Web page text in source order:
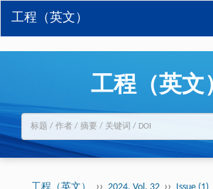
工程（英文）
工程（英文